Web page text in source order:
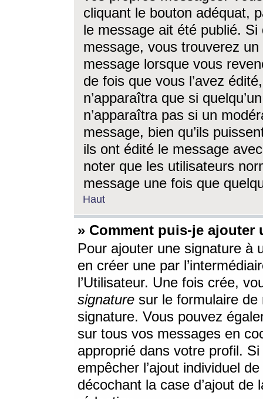
cliquant le bouton adéquat,
le message ait été publié. Si
message, vous trouverez
message lorsque vous
de fois que vous l’avez
n’apparaîtra que si
n’apparaîtra pas si un
message, bien qu’ils
ils ont édité le message
noter que les utilisateurs
message une fois que
Haut
» Comment puis-je ajouter
Pour ajouter une signature à
en créer une par
l’Utilisateur. Une fois crée,
signature sur le formulaire de
signature. Vous pouvez
sur tous vos messages en
approprié dans votre profil.
empêcher l’ajout individuel
décochant la case d’ajout